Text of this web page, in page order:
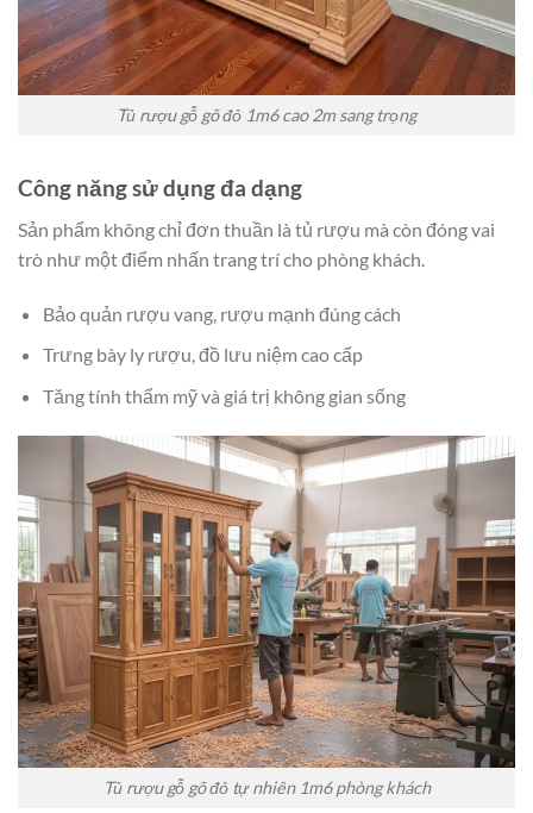
Tủ rượu gỗ gõ đỏ 1m6 cao 2m sang trọng
Công năng sử dụng đa dạng
Sản phẩm không chỉ đơn thuần là tủ rượu mà còn đóng vai
trò như một điểm nhấn trang trí cho phòng khách.
Bảo quản rượu vang, rượu mạnh đúng cách
Trưng bày ly rượu, đồ lưu niệm cao cấp
Tăng tính thẩm mỹ và giá trị không gian sống
Tủ rượu gỗ gõ đỏ tự nhiên 1m6 phòng khách